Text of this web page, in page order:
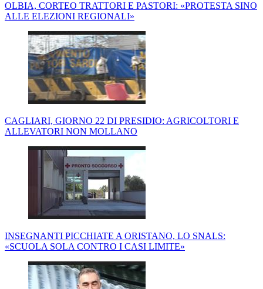
OLBIA, CORTEO TRATTORI E PASTORI: «PROTESTA SINO
ALLE ELEZIONI REGIONALI»
CAGLIARI, GIORNO 22 DI PRESIDIO: AGRICOLTORI E
ALLEVATORI NON MOLLANO
INSEGNANTI PICCHIATE A ORISTANO, LO SNALS:
«SCUOLA SOLA CONTRO I CASI LIMITE»